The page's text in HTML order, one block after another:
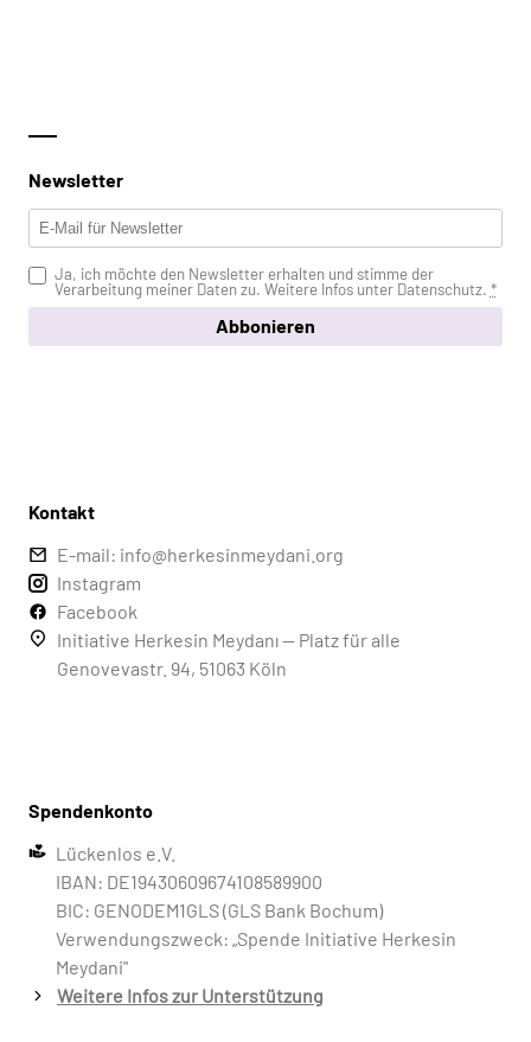
Newsletter
Ja, ich möchte den Newsletter erhalten und stimme der
Verarbeitung meiner Daten zu. Weitere Infos unter Datenschutz. *
Abbonieren
Kontakt
E-mail: info@herkesinmeydani.org
Instagram
Facebook
Initiative Herkesin Meydanı — Platz für alle
Genovevastr. 94, 51063 Köln
Spendenkonto
Lückenlos e.V.
IBAN: DE19430609674108589900
BIC: GENODEM1GLS (GLS Bank Bochum)
Verwendungszweck: „Spende Initiative Herkesin
Meydani"
Weitere Infos zur Unterstützung